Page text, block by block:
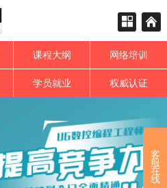
课程大纲 网络培训
学员就业 权威认证
客
服
在
线